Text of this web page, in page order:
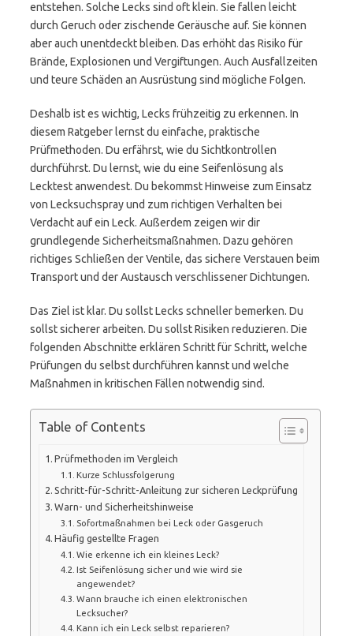
entstehen. Solche Lecks sind oft klein. Sie fallen leicht
durch Geruch oder zischende Geräusche auf. Sie können
aber auch unentdeckt bleiben. Das erhöht das Risiko für
Brände, Explosionen und Vergiftungen. Auch Ausfallzeiten
und teure Schäden an Ausrüstung sind mögliche Folgen.
Deshalb ist es wichtig, Lecks frühzeitig zu erkennen. In
diesem Ratgeber lernst du einfache, praktische
Prüfmethoden. Du erfährst, wie du Sichtkontrollen
durchführst. Du lernst, wie du eine Seifenlösung als
Lecktest anwendest. Du bekommst Hinweise zum Einsatz
von Lecksuchspray und zum richtigen Verhalten bei
Verdacht auf ein Leck. Außerdem zeigen wir dir
grundlegende Sicherheitsmaßnahmen. Dazu gehören
richtiges Schließen der Ventile, das sichere Verstauen beim
Transport und der Austausch verschlissener Dichtungen.
Das Ziel ist klar. Du sollst Lecks schneller bemerken. Du
sollst sicherer arbeiten. Du sollst Risiken reduzieren. Die
folgenden Abschnitte erklären Schritt für Schritt, welche
Prüfungen du selbst durchführen kannst und welche
Maßnahmen in kritischen Fällen notwendig sind.
Table of Contents
Prüfmethoden im Vergleich
Kurze Schlussfolgerung
Schritt-für-Schritt-Anleitung zur sicheren Leckprüfung
Warn- und Sicherheitshinweise
Sofortmaßnahmen bei Leck oder Gasgeruch
Häufig gestellte Fragen
Wie erkenne ich ein kleines Leck?
Ist Seifenlösung sicher und wie wird sie
angewendet?
Wann brauche ich einen elektronischen
Lecksucher?
Kann ich ein Leck selbst reparieren?